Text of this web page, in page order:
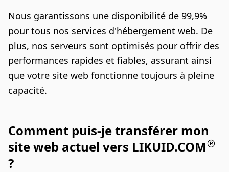
Nous garantissons une disponibilité de 99,9%
pour tous nos services d'hébergement web. De
plus, nos serveurs sont optimisés pour offrir des
performances rapides et fiables, assurant ainsi
que votre site web fonctionne toujours à pleine
capacité.
Comment puis-je transférer mon
site web actuel vers LIKUID.COM
?